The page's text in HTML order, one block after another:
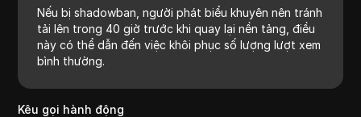
Nếu bị shadowban, người phát biểu khuyên nên tránh
tải lên trong 40 giờ trước khi quay lại nền tảng, điều
này có thể dẫn đến việc khôi phục số lượng lượt xem
bình thường.
Kêu gọi hành động